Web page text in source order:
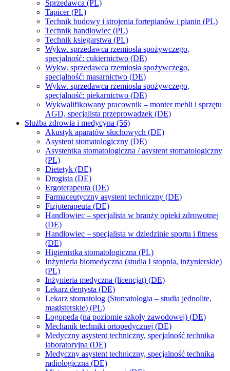
Sprzedawca (PL)
Tapicer (PL)
Technik budowy i strojenia fortepianów i pianin (PL)
Technik handlowiec (PL)
Technik księgarstwa (PL)
Wykw. sprzedawca rzemiosła spożywczego,
specjalność: cukiernictwo (DE)
Wykw. sprzedawca rzemiosła spożywczego,
specjalność: masarnictwo (DE)
Wykw. sprzedawca rzemiosła spożywczego,
specjalność: piekarnictwo (DE)
Wykwalifikowany pracownik – monter mebli i sprzętu
AGD, specjalista przeprowadzek (DE)
Służba zdrowia i medycyna (56)
Akustyk aparatów słuchowych (DE)
Asystent stomatologiczny (DE)
Asystentka stomatologiczna / asystent stomatologiczny
(PL)
Dietetyk (DE)
Drogista (DE)
Ergoterapeuta (DE)
Farmaceutyczny asystent techniczny (DE)
Fizjoterapeuta (DE)
Handlowiec – specjalista w branży opieki zdrowotnej
(DE)
Handlowiec – specjalista w dziedzinie sportu i fitness
(DE)
Higienistka stomatologiczna (PL)
Inżynieria biomedyczna (studia I stopnia, inżynierskie)
(PL)
Inżynieria medyczna (licencjat) (DE)
Lekarz dentysta (DE)
Lekarz stomatolog (Stomatologia – studia jednolite,
magisterskie) (PL)
Logopeda (na poziomie szkoły zawodowej) (DE)
Mechanik techniki ortopedycznej (DE)
Medyczny asystent techniczny, specjalność technika
laboratoryjna (DE)
Medyczny asystent techniczny, specjalność technika
radiologiczna (DE)